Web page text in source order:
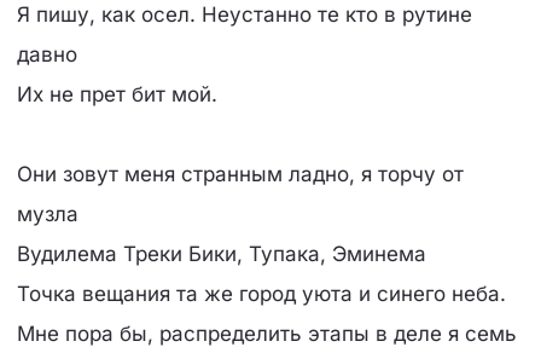
Я пишу, как осел. Неустанно те кто в рутине
давно
Их не прет бит мой.
Они зовут меня странным ладно, я торчу от
музла
Вудилема Треки Бики, Тупака, Эминема
Точка вещания та же город уюта и синего неба.
Мне пора бы, распределить этапы в деле я семь